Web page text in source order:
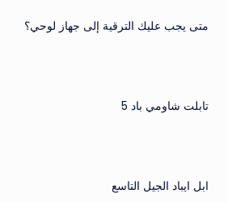
متى يجب عليك الترقية إلى جهاز لوحي؟
تابلت شاومي باد 5
ابل ايباد الجيل التاسع